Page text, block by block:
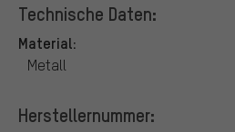
Technische Daten:
Material:
Metall
Herstellernummer: